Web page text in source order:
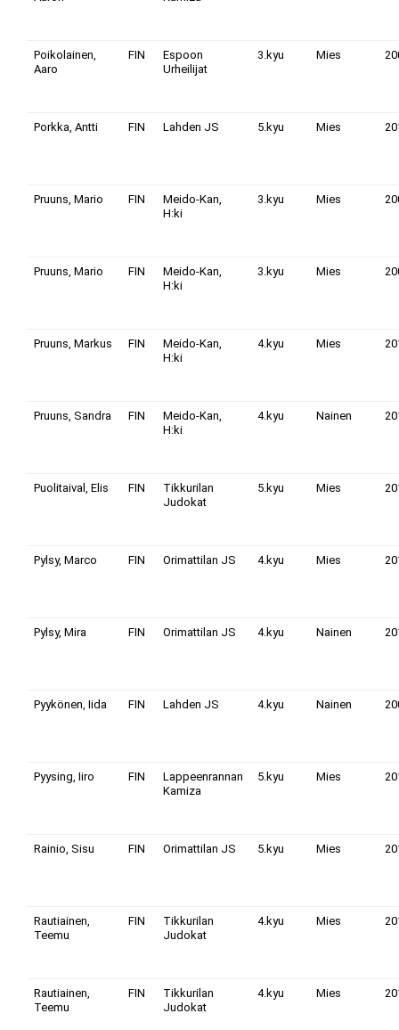
Poikolainen,
Aaro
FIN
Espoon
Urheilijat
3.kyu Mies
Porkka, Antti FIN Lahden JS 5.kyu Mies
Pruuns, Mario FIN
Meido-Kan,
H:ki
3.kyu Mies
Pruuns, Mario FIN
Meido-Kan,
H:ki
3.kyu Mies
Pruuns, Markus FIN
Meido-Kan,
H:ki
4.kyu Mies
Pruuns, Sandra FIN
Meido-Kan,
H:ki
4.kyu Nainen
Puolitaival, Elis FIN
Tikkurilan
Judokat
5.kyu Mies
Pylsy, Marco FIN Orimattilan JS 4.kyu Mies
Pylsy, Mira FIN Orimattilan JS 4.kyu Nainen
Pyykönen, Iida FIN Lahden JS 4.kyu Nainen
Pyysing, Iiro FIN
Lappeenrannan
Kamiza
5.kyu Mies
Rainio, Sisu FIN Orimattilan JS 5.kyu Mies
Rautiainen,
Teemu
FIN
Tikkurilan
Judokat
4.kyu Mies
Rautiainen,
Teemu
FIN
Tikkurilan
Judokat
4.kyu Mies